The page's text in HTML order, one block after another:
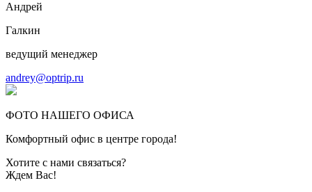
Андрей
Галкин
ведущий менеджер
andrey@optrip.ru
ФОТО НАШЕГО ОФИСА
Комфортный офис в центре города!
Хотите с нами связаться?
Ждем Вас!